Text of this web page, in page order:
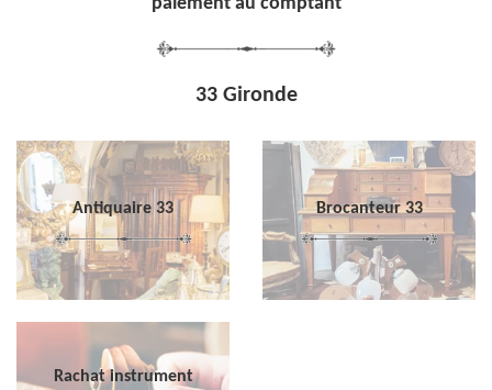
33 Gironde
Antiquaire 33 Brocanteur 33
Rachat instrument